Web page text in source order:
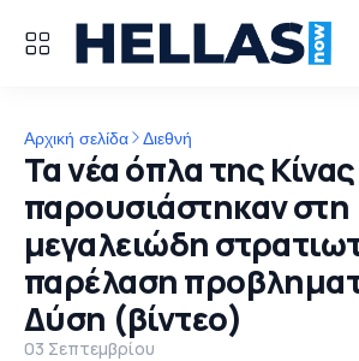
Αρχική σελίδα Διεθνή
Τα νέα όπλα της
παρουσιάστηκαν στη
μεγαλειώδη
παρέλαση
Δύση (βίντεο)
03 Σεπτεμβρίου